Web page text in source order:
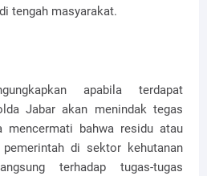
tengah masyarakat.
apabila terdapat
Jabar akan menindak tegas
mencermati bahwa residu atau
di sektor kehutanan
terhadap tugas-tugas